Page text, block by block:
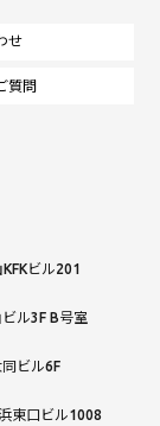
せ
質問
ビル201
ル3F B号室
ビル6F
東口ビル1008